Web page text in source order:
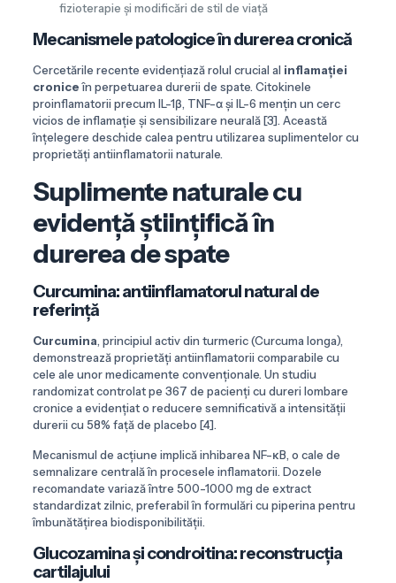
fizioterapie și modificări de stil de viață
Mecanismele patologice în durerea cronică
Cercetările recente evidențiază rolul crucial al inflamației
croniceîn perpetuarea durerii de spate. Citokinele
proinflamatorii precum IL-1β, TNF-α și IL-6 mențin un cerc
vicios de inflamație și sensibilizare neurală [3]. Această
înțelegere deschide calea pentru utilizarea suplimentelor cu
proprietăți antiinflamatorii naturale.
Suplimente naturale cu
evidență științifică în
durerea de spate
Curcumina: antiinflamatorul natural de
referință
Curcumina, principiul activ din turmeric (Curcuma longa),
demonstrează proprietăți antiinflamatorii comparabile cu
cele ale unor medicamente convenționale. Un studiu
randomizat controlat pe 367 de pacienți cu dureri lombare
cronice a evidențiat o reducere semnificativă a intensității
durerii cu 58% față de placebo [4].
Mecanismul de acțiune implică inhibarea NF-κB, o cale de
semnalizare centrală în procesele inflamatorii. Dozele
recomandate variază între 500-1000 mg de extract
standardizat zilnic, preferabil în formulări cu piperina pentru
îmbunătățirea biodisponibilității.
Glucozamina și condroitina: reconstrucția
cartilajului